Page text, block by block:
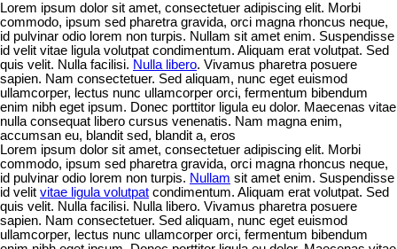
Lorem ipsum dolor sit amet, consectetuer adipiscing elit. Morbi
commodo, ipsum sed pharetra gravida, orci magna rhoncus neque,
id pulvinar odio lorem non turpis. Nullam sit amet enim. Suspendisse
id velit vitae ligula volutpat condimentum. Aliquam erat volutpat. Sed
quis velit. Nulla facilisi. Nulla libero. Vivamus pharetra posuere
sapien. Nam consectetuer. Sed aliquam, nunc eget euismod
ullamcorper, lectus nunc ullamcorper orci, fermentum bibendum
enim nibh eget ipsum. Donec porttitor ligula eu dolor. Maecenas vitae
nulla consequat libero cursus venenatis. Nam magna enim,
accumsan eu, blandit sed, blandit a, eros
Lorem ipsum dolor sit amet, consectetuer adipiscing elit. Morbi
commodo, ipsum sed pharetra gravida, orci magna rhoncus neque,
id pulvinar odio lorem non turpis. Nullam sit amet enim. Suspendisse
id velit vitae ligula volutpat condimentum. Aliquam erat volutpat. Sed
quis velit. Nulla facilisi. Nulla libero. Vivamus pharetra posuere
sapien. Nam consectetuer. Sed aliquam, nunc eget euismod
ullamcorper, lectus nunc ullamcorper orci, fermentum bibendum